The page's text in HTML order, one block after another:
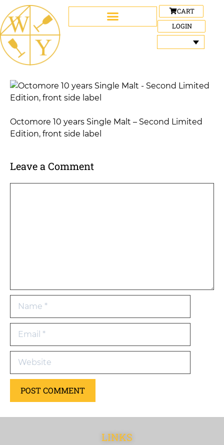
CART
LOGIN
Octomore 10 years Single Malt – Second Limited
Edition, front side label
Leave a Comment
LINKS